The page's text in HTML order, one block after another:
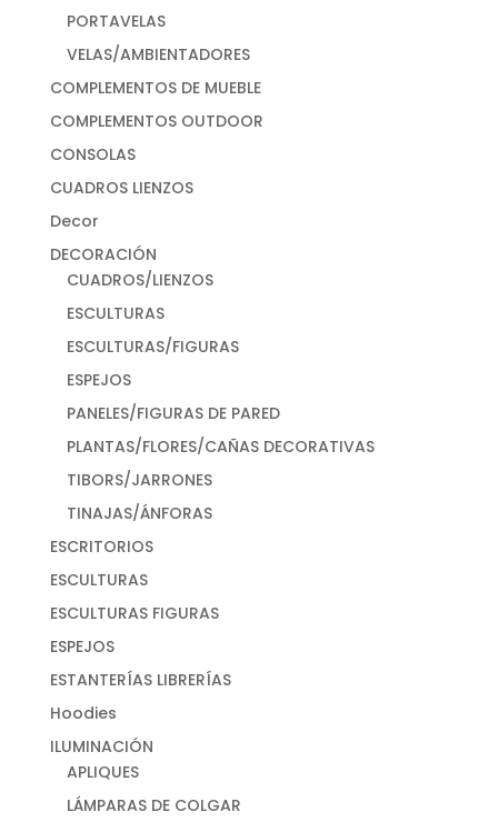
PORTAVELAS
VELAS/AMBIENTADORES
COMPLEMENTOS DE MUEBLE
COMPLEMENTOS OUTDOOR
CONSOLAS
CUADROS LIENZOS
Decor
DECORACIÓN
CUADROS/LIENZOS
ESCULTURAS
ESCULTURAS/FIGURAS
ESPEJOS
PANELES/FIGURAS DE PARED
PLANTAS/FLORES/CAÑAS DECORATIVAS
TIBORS/JARRONES
TINAJAS/ÁNFORAS
ESCRITORIOS
ESCULTURAS
ESCULTURAS FIGURAS
ESPEJOS
ESTANTERÍAS LIBRERÍAS
Hoodies
ILUMINACIÓN
APLIQUES
LÁMPARAS DE COLGAR